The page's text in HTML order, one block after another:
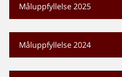
Måluppfyllelse 2025
Måluppfyllelse 2024